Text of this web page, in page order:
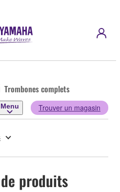
Trombones complets
Menu Trouver un magasin
produits